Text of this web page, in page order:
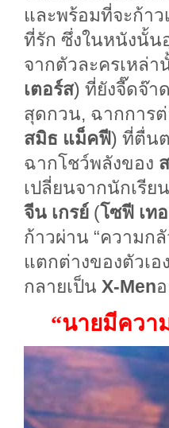
และพร้อมที่จะก้า
ที่รัก ซึ่งในหนังนั้น
จากตัวละครเหล่
เตอร์ส) ที่ยังจี๊ดจ๊า
สุดกวน, ฉากการ
สมิธ แม็คฟี) ที่ตื่น
ฉากโชว์พลังของ
เปลี่ยนจากนักเรี
จีน เกรย์ (โซฟี เท
ก้าวผ่าน “ความก
แตกต่างของตัวเ
กลายเป็น X-Men
“นายมีควา